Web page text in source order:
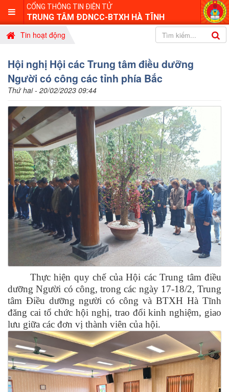
CỔNG THÔNG TIN ĐIỆN TỬ
TRUNG TÂM ĐDNCC-BTXH HÀ TĨNH
Tin hoạt động
Hội nghị Hội các Trung tâm điều dưỡng
Người có công các tỉnh phía Bắc
Thứ hai - 20/02/2023 09:44
Thực hiện quy chế của Hội các Trung tâm điều
dưỡng Người có công, trong các ngày 17-18/2, Trung
tâm Điều dưỡng người có công và BTXH Hà Tĩnh
đăng cai tổ chức hội nghị, trao đổi kinh nghiệm, giao
lưu giữa các đơn vị thành viên của hội.